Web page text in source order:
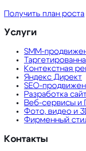
Получить план роста
Услуги
SMM-
Контекстная
Яндекс Директ
SEO-
Разработка
Веб-сервисы и
Фото, видео и
Фирменный
Контакты